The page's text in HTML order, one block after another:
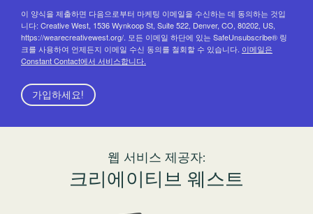
이 양식을 제출하면 다음으로부터 마케팅 이메일을 수신하는 데 동의하는 것입
니다: Creative West, 1536 Wynkoop St, Suite 522, Denver, CO, 80202, US,
https://wearecreativewest.org/. 모든 이메일 하단에 있는 SafeUnsubscribe® 링
크를 사용하여 언제든지 이메일 수신 동의를 철회할 수 있습니다. 이메일은
Constant Contact에서 서비스합니다.
가입하세요!
웹 서비스 제공자:
크리에이티브 웨스트